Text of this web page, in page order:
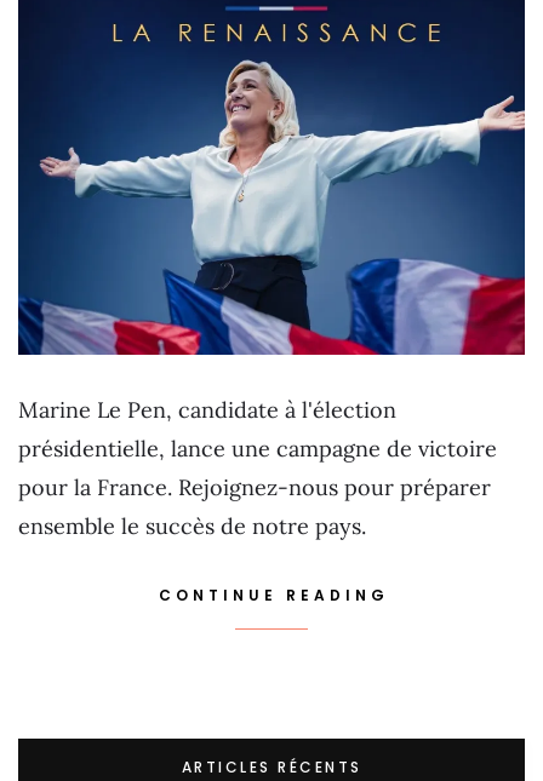
Marine Le Pen, candidate à l'élection
présidentielle, lance une campagne de victoire
pour la France. Rejoignez-nous pour préparer
ensemble le succès de notre pays.
CONTINUE READING
ARTICLES RÉCENTS